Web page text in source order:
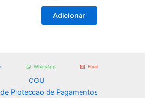
Adicionar
WhatsApp Email
CGU
Proteccao de Pagamentos